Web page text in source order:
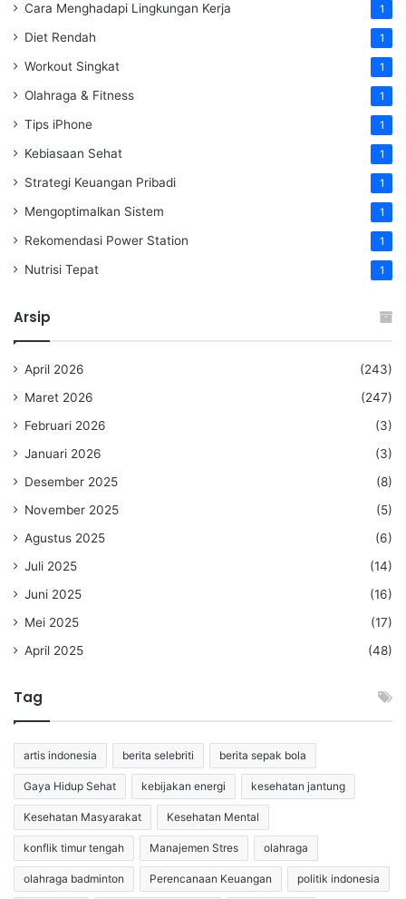
Cara Menghadapi Lingkungan Kerja 1
Diet Rendah 1
Workout Singkat 1
Olahraga & Fitness 1
Tips iPhone 1
Kebiasaan Sehat 1
Strategi Keuangan Pribadi 1
Mengoptimalkan Sistem 1
Rekomendasi Power Station 1
Nutrisi Tepat 1
Arsip
April 2026
(243)
Maret 2026
(247)
Februari 2026
(3)
Januari 2026
(3)
Desember 2025
(8)
November 2025
(5)
Agustus 2025
(6)
Juli 2025
(14)
Juni 2025
(16)
Mei 2025
(17)
April 2025
(48)
Tag
artis indonesia berita selebriti berita sepak bola
Gaya Hidup Sehat kebijakan energi kesehatan jantung
Kesehatan Masyarakat Kesehatan Mental
konflik timur tengah Manajemen Stres olahraga
olahraga badminton Perencanaan Keuangan politik indonesia